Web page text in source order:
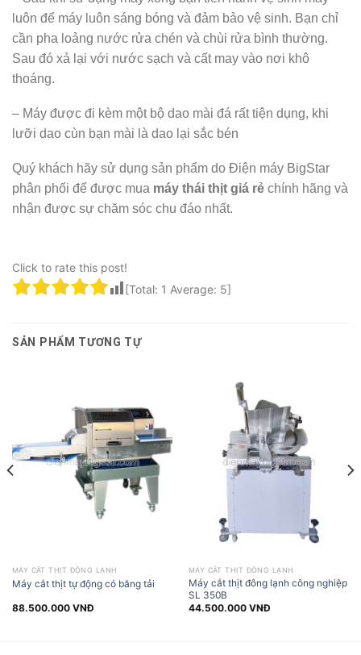
luôn để máy luôn sáng bóng và đảm bảo vệ sinh. Bạn chỉ
cần pha loảng nước rửa chén và chùi rửa bình thường.
Sau đó xả lại với nước sạch và cất may vào nơi khô
thoáng.
– Máy được đi kèm một bộ dao mài đá rất tiện dụng, khi
lưỡi dao cùn bạn mài là dao lại sắc bén
Quý khách hãy sử dụng sản phẩm do Điện máy BigStar
phân phối để được mua máy thái thịt giá rẻ chính hãng và
nhận được sự chăm sóc chu đáo nhất.
Click to rate this post!
[Total: 1 Average: 5]
SẢN PHẨM TƯƠNG TỰ
MÁY CẮT THỊT ĐÔNG LẠNH
Máy cắt thịt tự động có băng tải
88.500.000 VNĐ
MÁY CẮT THỊT ĐÔNG LẠNH
Máy cắt thịt đông lạnh công nghiệp
SL 350B
44.500.000 VNĐ